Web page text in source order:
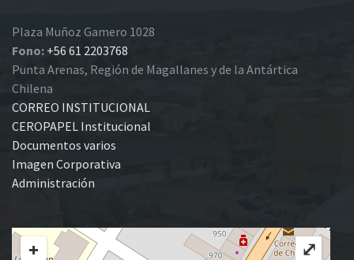
Plaza Muñoz Gamero 1028
Fono: +56 61 2203768
Punta Arenas, Región de Magallanes y de la Antártica
Chilena
CORREO INSTITUCIONAL
CEROPAPEL Institucional
Documentos varios
Imagen Corporativa
Administración
+
⤢